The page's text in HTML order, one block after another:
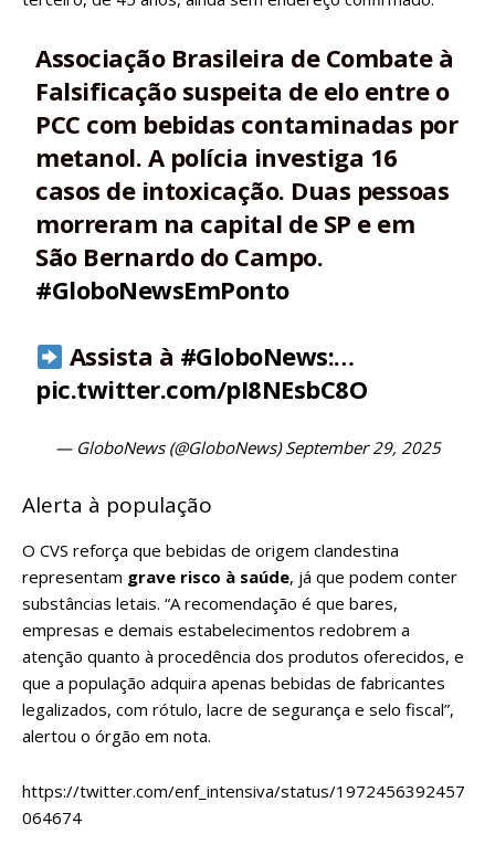
Associação Brasileira de Combate à
Falsificação suspeita de elo entre o
PCC com bebidas contaminadas por
metanol. A polícia investiga 16
casos de intoxicação. Duas pessoas
morreram na capital de SP e em
São Bernardo do Campo.
#GloboNewsEmPonto
Assista à #GloboNews:…
pic.twitter.com/pI8NEsbC8O
— GloboNews (@GloboNews)September 29, 2025
Alerta à população
O CVS reforça que bebidas de origem clandestina
representam grave risco à saúde, já que podem conter
substâncias letais. “A recomendação é que bares,
empresas e demais estabelecimentos redobrem a
atenção quanto à procedência dos produtos oferecidos, e
que a população adquira apenas bebidas de fabricantes
legalizados, com rótulo, lacre de segurança e selo fiscal”,
alertou o órgão em nota.
https://twitter.com/enf_intensiva/status/1972456392457
064674